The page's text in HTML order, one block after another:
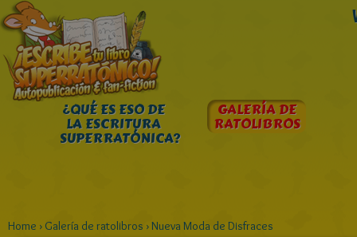
¿QUÉ ES ESO DE
LA ESCRITURA
SUPERRATÓNICA?
GALERÍA DE
RATOLIBROS
Home › Galería de ratolibros ›Nueva Moda de Disfraces